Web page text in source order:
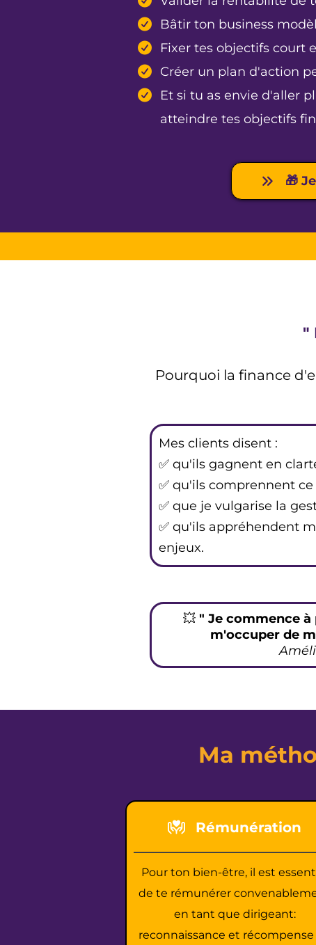
Bâtir ton business
Fixer tes objectifs court
Créer un plan d'action
Et si tu as envie d'aller
atteindre tes objectifs
🎁
"
Pourquoi la finance
Mes clients disent :
✅ qu'ils gagnent en
✅ qu'ils comprennent
✅ que je vulgarise la
✅ qu'ils appréhendent
enjeux.
💥 " Je commence
m'occuper de
Ma
Rémunération
Pour ton bien-être, il est
de te rémunérer
en tant que dirigeant:
reconnaissance et récompense